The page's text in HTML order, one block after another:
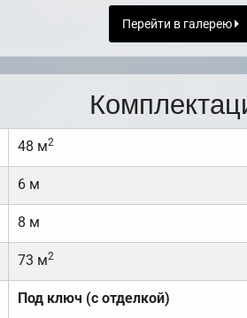
Перейти в галерею
48 м2
6 м
8 м
73 м2
Под ключ (с отделкой)